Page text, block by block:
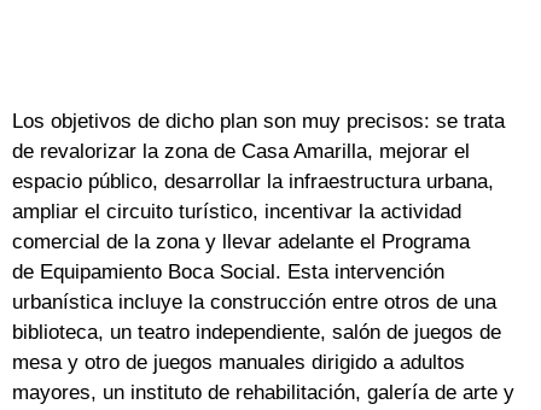
Los objetivos de dicho plan son muy precisos: se trata
de revalorizar la zona de Casa Amarilla, mejorar el
espacio público, desarrollar la infraestructura urbana,
ampliar el circuito turístico, incentivar la actividad
comercial de la zona y llevar adelante el Programa
de Equipamiento Boca Social. Esta intervención
urbanística incluye la construcción entre otros de una
biblioteca, un teatro independiente, salón de juegos de
mesa y otro de juegos manuales dirigido a adultos
mayores, un instituto de rehabilitación, galería de arte y